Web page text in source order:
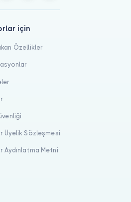
için
Özellikler
Üyelik Sözleşmesi
Aydınlatma Metni